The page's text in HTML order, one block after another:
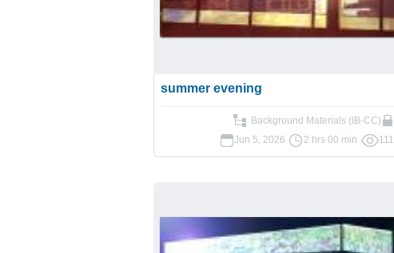
summer evening
Background Materials (IB-CC)
Jun 5, 2026
2 hrs 00 min 111